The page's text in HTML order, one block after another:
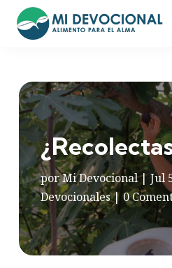
porMi Devocional|Jul
Devocionales|0